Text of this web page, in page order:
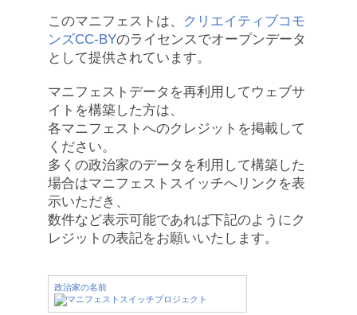
このマニフェストは、
クリエイティブコモ
ンズCC-BYのライセンスでオープンデータ
として提供されています。
マニフェストデータを再利用してウェブサ
イトを構築した方は、
各マニフェストへのクレジットを掲載して
ください。
多くの政治家のデータを利用して構築した
場合はマニフェストスイッチへリンクを表
示いただき、
数件など表示可能であれば下記のようにク
レジットの表記をお願いいたします。
政治家の名前